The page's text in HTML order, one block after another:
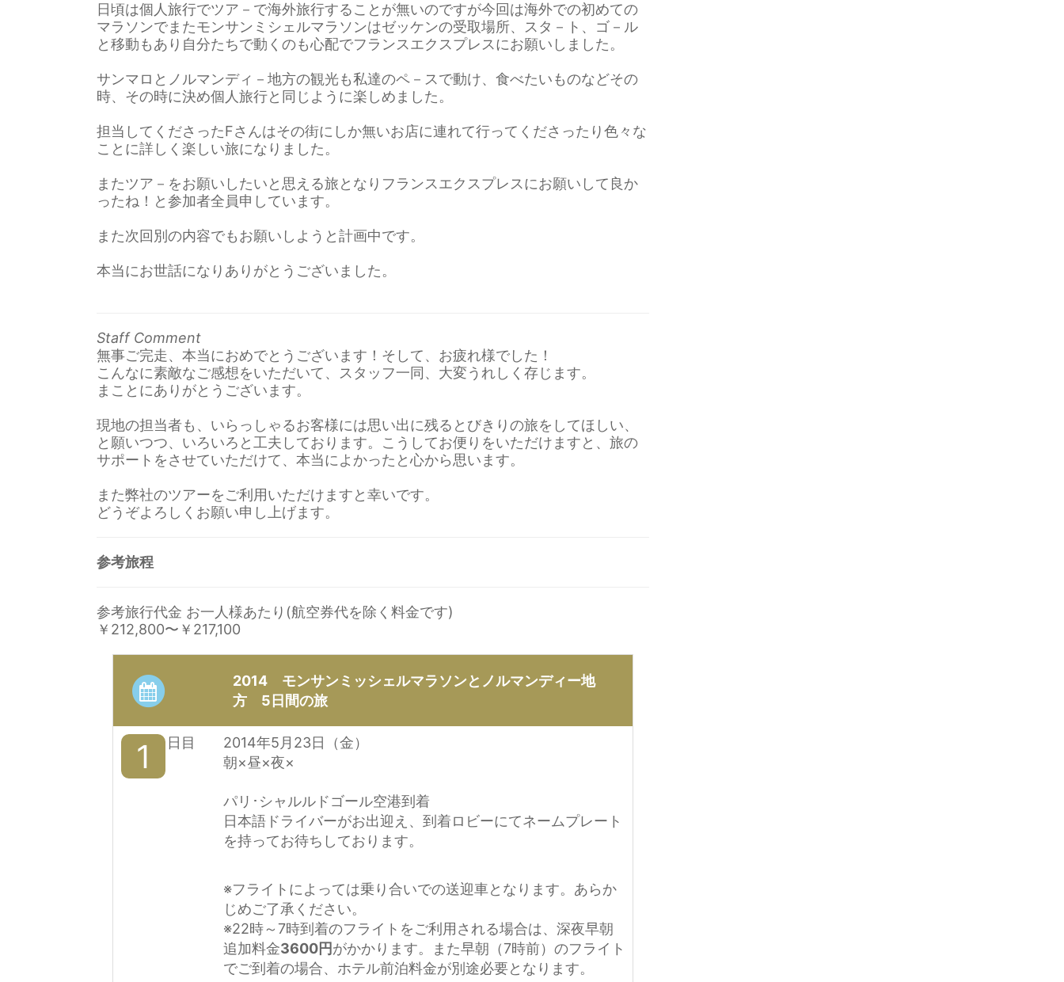
日頃は個人旅行でツア－で海外旅行することが無いのですが今回は海外での初めての
マラソンでまたモンサンミシェルマラソンはゼッケンの受取場所、スタ－ト、ゴ－ル
と移動もあり自分たちで動くのも心配でフランスエクスプレスにお願いしました。
サンマロとノルマンディ－地方の観光も私達のペ－スで動け、食べたいものなどその
時、その時に決め個人旅行と同じように楽しめました。
担当してくださったFさんはその街にしか無いお店に連れて行ってくださったり色々な
ことに詳しく楽しい旅になりました。
またツア－をお願いしたいと思える旅となりフランスエクスプレスにお願いして良か
ったね！と参加者全員申しています。
また次回別の内容でもお願いしようと計画中です。
本当にお世話になりありがとうございました。
Staff Comment
無事ご完走、本当におめでとうございます！そして、お疲れ様でした！
こんなに素敵なご感想をいただいて、スタッフ一同、大変うれしく存じます。
まことにありがとうございます。
現地の担当者も、いらっしゃるお客様には思い出に残るとびきりの旅をしてほしい、
と願いつつ、いろいろと工夫しております。こうしてお便りをいただけますと、旅の
サポートをさせていただけて、本当によかったと心から思います。
また弊社のツアーをご利用いただけますと幸いです。
どうぞよろしくお願い申し上げます。
参考旅程
参考旅行代金 お一人様あたり(航空券代を除く料金です)
￥212,800〜 ￥217,100
2014 モンサンミッシェルマラソンとノルマンディー地
方 5日間の旅
1 日目
2014年5月23日（金）
朝×昼×夜×
パリ･シャルルドゴール空港到着
日本語ドライバーがお出迎え、到着ロビーにてネームプレート
を持ってお待ちしております。
※フライトによっては乗り合いでの送迎車となります。あらか
じめご了承ください。
※22時～7時到着のフライトをご利用される場合は、深夜早朝
追加料金3600円がかかります。また早朝（7時前）のフライト
でご到着の場合、ホテル前泊料金が別途必要となります。